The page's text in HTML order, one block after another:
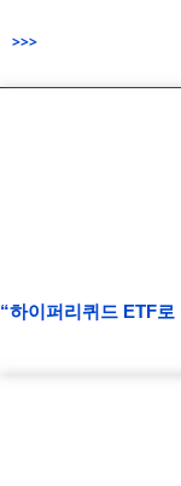
>>>
“하이퍼리퀴드 ETF